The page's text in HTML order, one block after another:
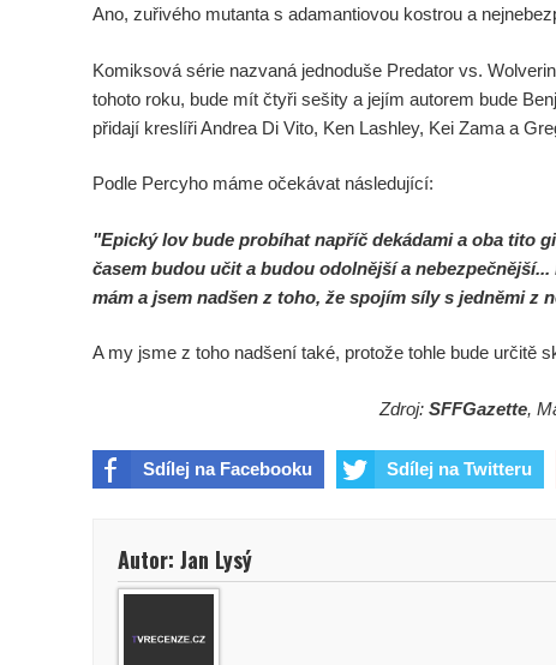
Ano, zuřivého mutanta s adamantiovou kostrou a
Komiksová série nazvaná jednoduše Predator vs.
tohoto roku, bude mít čtyři sešity a jejím autorem bude
přidají kreslíři Andrea Di Vito, Ken Lashley, Kei Zama a
Podle Percyho máme očekávat následující:
"Epický lov bude probíhat napříč dekádami a oba tito
časem budou učit a budou odolnější a
mám a jsem nadšen z toho, že spojím síly s jedněmi z
A my jsme z toho nadšení také, protože tohle bude určitě
Zdroj: SFFGazette,
Sdílej na Facebooku Sdílej na Twitteru
Autor: Jan Lysý